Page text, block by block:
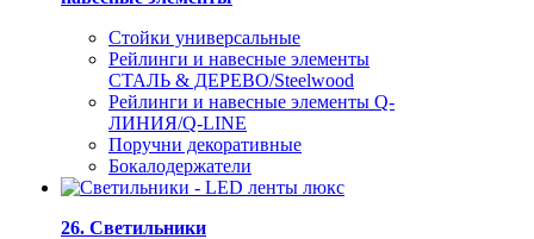
Стойки универсальные
Рейлинги и навесные элементы
СТАЛЬ & ДЕРЕВО/Steelwood
Рейлинги и навесные элементы Q-
ЛИНИЯ/Q-LINE
Поручни декоративные
Бокалодержатели
26. Светильники